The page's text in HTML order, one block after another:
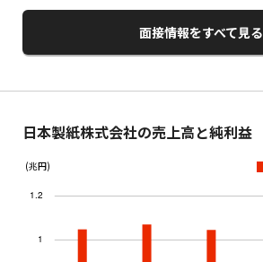
面接情報をすべて見る
日本製紙株式会社の売上高と純利益
(兆円)